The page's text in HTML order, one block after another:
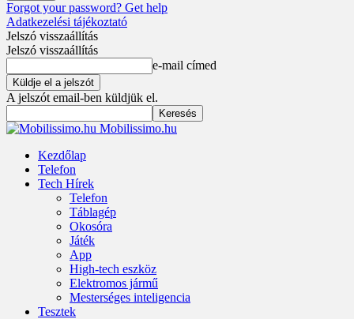
Forgot your password? Get help
Adatkezelési tájékoztató
Jelszó visszaállítás
Jelszó visszaállítás
e-mail címed
A jelszót email-ben küldjük el.
Mobilissimo.hu
Kezdőlap
Telefon
Tech Hírek
Telefon
Táblagép
Okosóra
Játék
App
High-tech eszköz
Elektromos jármű
Mesterséges inteligencia
Tesztek